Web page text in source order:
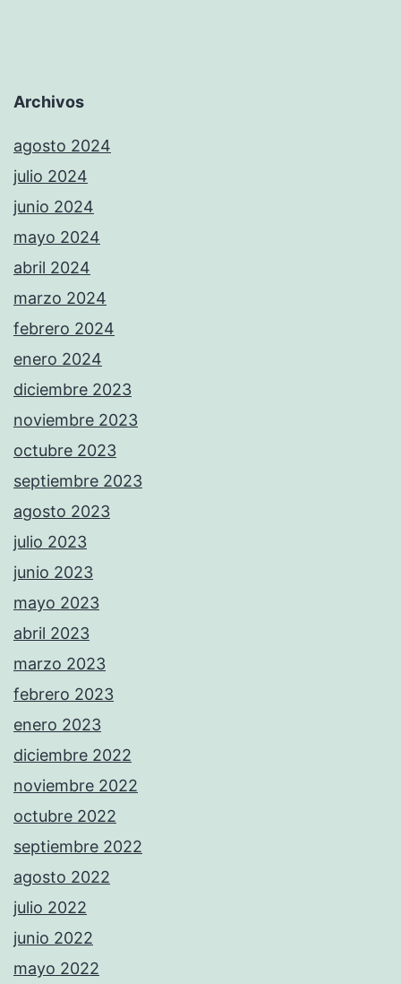
Archivos
agosto 2024
julio 2024
junio 2024
mayo 2024
abril 2024
marzo 2024
febrero 2024
enero 2024
diciembre 2023
noviembre 2023
octubre 2023
septiembre 2023
agosto 2023
julio 2023
junio 2023
mayo 2023
abril 2023
marzo 2023
febrero 2023
enero 2023
diciembre 2022
noviembre 2022
octubre 2022
septiembre 2022
agosto 2022
julio 2022
junio 2022
mayo 2022